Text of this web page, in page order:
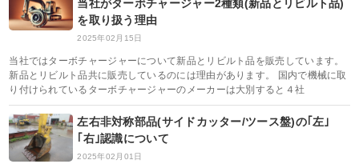
当社がターボチャージャー2種類(新品とリビルト品)
を取り扱う理由
2025年02月15日
当社ではターボチャージャーについて新品とリビルト品を販売しています。
新品とリビルト品共に販売しているのには理由があります。 国内で機械に取
り付けられているターボチャージャーのメーカーは大別すると４社
左右非対称部品(サイドカッター/ツース盤)の｢左｣
｢右｣認識について
2025年02月01日